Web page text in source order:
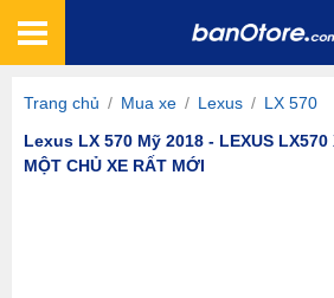
Trang chủ / Mua xe / Lexus / LX 570
Lexus LX 570 Mỹ 2018 - LEXUS LX570
MỘT CHỦ XE RẤT MỚI